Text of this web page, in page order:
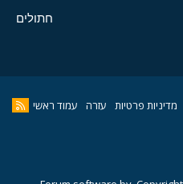
חתולים
מדיניות פרטיות עזרה עמוד ראשי